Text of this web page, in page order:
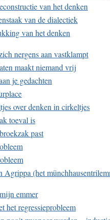
van het denken
van de dialectiek
van het denken
nergens aan vastklampt
maakt niemand vrij
je gedachten
over denken in cirkeltjes
toeval is
past
Agrippa (het
emmer
het regressieprobleem